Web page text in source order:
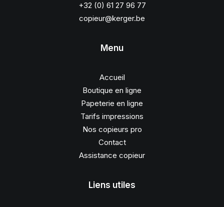
+32 (0) 61 27 96 77
copieur@kerger.be
Menu
Accueil
Boutique en ligne
Papeterie en ligne
Tarifs impressions
Nos copieurs pro
Contact
Assistance copieur
Liens utiles